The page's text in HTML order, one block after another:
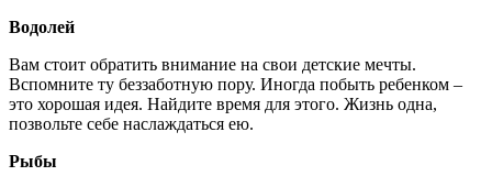
Водолей
Вам стоит обратить внимание на свои детские мечты.
Вспомните ту беззаботную пору. Иногда побыть ребенком –
это хорошая идея. Найдите время для этого. Жизнь одна,
позвольте себе наслаждаться ею.
Рыбы